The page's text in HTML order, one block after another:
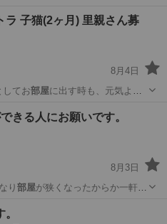
猫(2ヶ月) 里親さん募
8月4日
してお部屋に出す時も、元気よく
ラ
きる人にお願いです。
8月3日
り 部屋が狭くなったからか一軒家
猫